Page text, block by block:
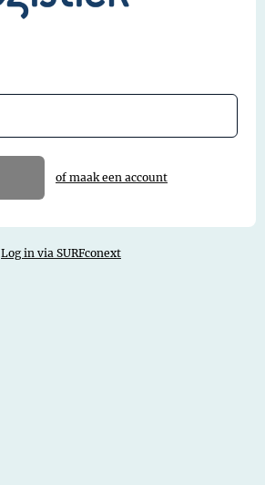
of maak een account
Log in via SURFconext